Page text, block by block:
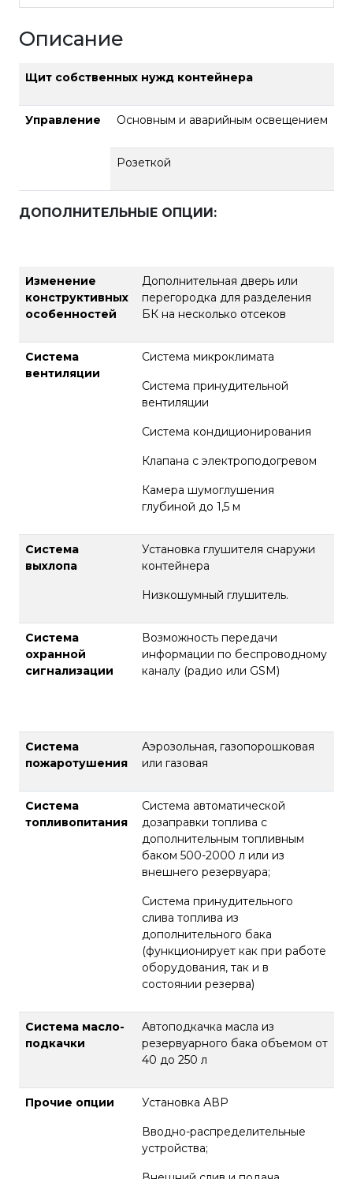
Описание
Щит собственных нужд контейнера
Управление Основным и аварийным освещением
Розеткой
ДОПОЛНИТЕЛЬНЫЕ ОПЦИИ:
Изменение
конструктивных
особенностей
Дополнительная дверь или
перегородка для разделения
БК на несколько отсеков
Система
вентиляции
Система микроклимата
Система принудительной
вентиляции
Система кондиционирования
Клапана с электроподогревом
Камера шумоглушения
глубиной до 1,5 м
Система
выхлопа
Установка глушителя снаружи
контейнера
Низкошумный глушитель.
Система
охранной
сигнализации
Возможность передачи
информации по беспроводному
каналу (радио или GSM)
Система
пожаротушения
Аэрозольная, газопорошковая
или газовая
Система
топливопитания
Система автоматической
дозаправки топлива с
дополнительным топливным
баком 500-2000 л или из
внешнего резервуара;
Система принудительного
слива топлива из
дополнительного бака
(функционирует как при работе
оборудования, так и в
состоянии резерва)
Система масло-
подкачки
Автоподкачка масла из
резервуарного бака объемом от
40 до 250 л
Прочие опции Установка АВР
Вводно-распределительные
устройства;